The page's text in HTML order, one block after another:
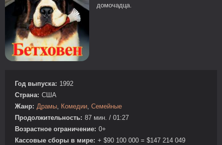
домочадца.
Год выпуска: 1992
Страна: США
Жанр: Драмы Комедии Семейные
Продолжительность: 87 мин. / 01:27
Возрастное ограничение: 0+
Кассовые сборы в мире: + $90 100 000 = $147 214 049